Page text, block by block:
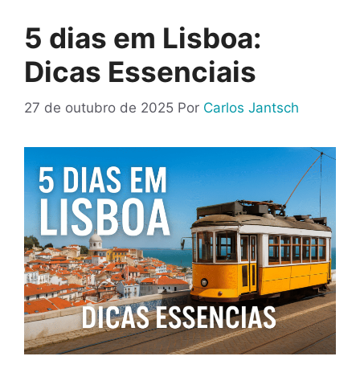
5 dias em Lisboa:
Dicas Essenciais
27 de outubro de 2025 Por Carlos Jantsch